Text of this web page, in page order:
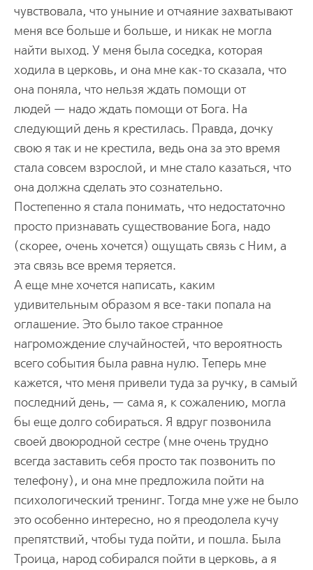
чувствовала, что уныние и отчаяние захватывают
меня все больше и больше, и никак не могла
найти выход. У меня была соседка, которая
ходила в церковь, и она мне как-то сказала, что
она поняла, что нельзя ждать помощи от
людей — надо ждать помощи от Бога. На
следующий день я крестилась. Правда, дочку
свою я так и не крестила, ведь она за это время
стала совсем взрослой, и мне стало казаться, что
она должна сделать это сознательно.
Постепенно я стала понимать, что недостаточно
просто признавать существование Бога, надо
(скорее, очень хочется) ощущать связь с Ним, а
эта связь все время теряется.
А еще мне хочется написать, каким
удивительным образом я все-таки попала на
оглашение. Это было такое странное
нагромождение случайностей, что вероятность
всего события была равна нулю. Теперь мне
кажется, что меня привели туда за ручку, в самый
последний день, — сама я, к сожалению, могла
бы еще долго собираться. Я вдруг позвонила
своей двоюродной сестре (мне очень трудно
всегда заставить себя просто так позвонить по
телефону), и она мне предложила пойти на
психологический тренинг. Тогда мне уже не было
это особенно интересно, но я преодолела кучу
препятствий, чтобы туда пойти, и пошла. Была
Троица, народ собирался пойти в церковь, а я